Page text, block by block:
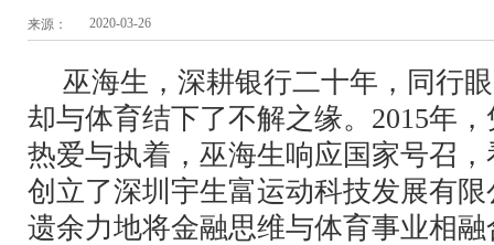
来源： 2020-03-26
巫海生，深耕银行二十年，同行
却与体育结下了不解之缘。2015年
热爱与执着，巫海生响应国家号召
创立了深圳宇生富运动科技发展有
遗余力地将金融思维与体育事业相